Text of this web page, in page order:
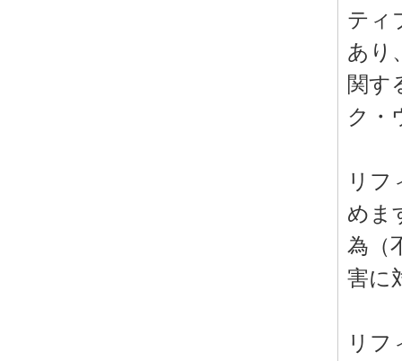
ティ
あり
関す
ク・
リフ
めま
為（
害に
リフ